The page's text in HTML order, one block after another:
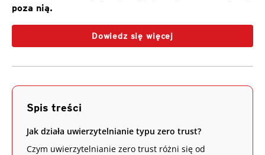
poza nią.
Dowiedz się więcej
Spis treści
Jak działa uwierzytelnianie typu zero trust?
Czym uwierzytelnianie zero trust różni się od